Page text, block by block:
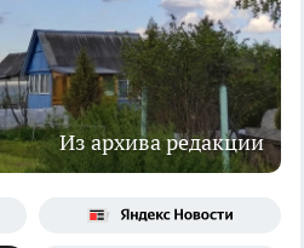
Из архива редакции